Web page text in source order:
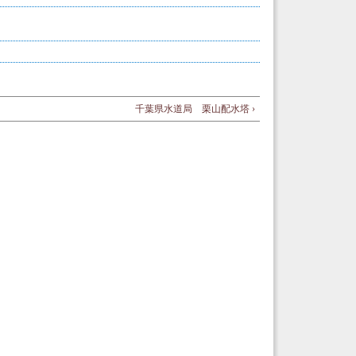
千葉県水道局 栗山配水塔 ›